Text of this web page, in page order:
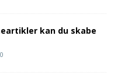
kan du skabe
0